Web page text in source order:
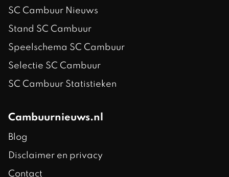
SC Cambuur Nieuws
Stand SC Cambuur
Speelschema SC Cambuur
Selectie SC Cambuur
SC Cambuur Statistieken
Cambuurnieuws.nl
Blog
Disclaimer en privacy
Contact